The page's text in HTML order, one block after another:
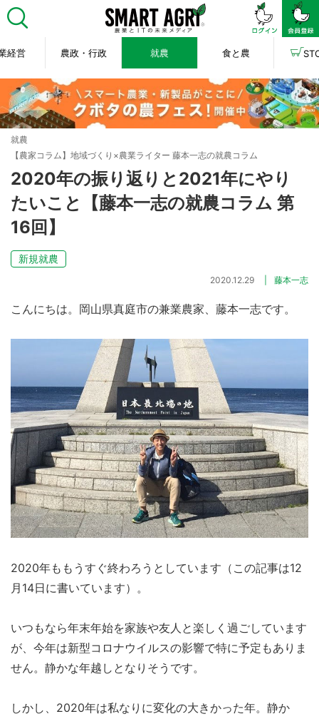
経営 農政・行政 就農 食と農
就農
【農家コラム】地域づくり×農業ライター 藤本一志の就農コラム
2020年の振り返りと2021年にやり
たいこと【藤本一志の就農コラム 第
16回】
新規就農
2020.12.29 藤本一志
こんにちは。岡山県真庭市の兼業農家、藤本一志です。
2020年ももうすぐ終わろうとしています（この記事は12
月14日に書いています）。
いつもなら年末年始を家族や友人と楽しく過ごしています
が、今年は新型コロナウイルスの影響で特に予定もありま
せん。静かな年越しとなりそうです。
しかし、2020年は私なりに変化の大きかった年。静か